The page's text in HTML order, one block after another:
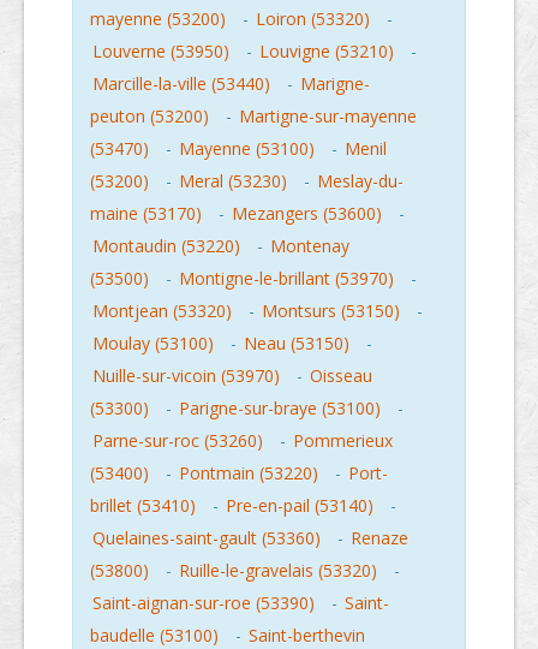
mayenne (53200)
- Loiron (53320)
-
Louverne (53950)
- Louvigne (53210)
-
Marcille-la-ville (53440)
- Marigne-
peuton (53200)
- Martigne-sur-mayenne
(53470)
- Mayenne (53100) - Menil
(53200)
- Meral (53230) - Meslay-du-
maine (53170)
- Mezangers (53600)
-
Montaudin (53220)
- Montenay
(53500)
- Montigne-le-brillant (53970)
-
Montjean (53320)
- Montsurs (53150)
-
Moulay (53100)
- Neau (53150)
-
Nuille-sur-vicoin (53970)
- Oisseau
(53300)
- Parigne-sur-braye (53100)
-
Parne-sur-roc (53260)
- Pommerieux
(53400)
- Pontmain (53220) - Port-
brillet (53410)
- Pre-en-pail (53140)
-
Quelaines-saint-gault (53360)
- Renaze
(53800)
- Ruille-le-gravelais (53320)
-
Saint-aignan-sur-roe (53390)
- Saint-
baudelle (53100)
- Saint-berthevin